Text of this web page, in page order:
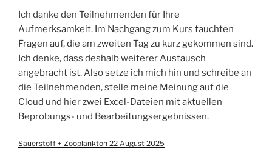
Ich danke den Teilnehmenden für Ihre
Aufmerksamkeit. Im Nachgang zum Kurs tauchten
Fragen auf, die am zweiten Tag zu kurz gekommen sind.
Ich denke, dass deshalb weiterer Austausch
angebracht ist. Also setze ich mich hin und schreibe an
die Teilnehmenden, stelle meine Meinung auf die
Cloud und hier zwei Excel-Dateien mit aktuellen
Beprobungs- und Bearbeitungsergebnissen.
Sauerstoff + Zooplankton 22 August 2025